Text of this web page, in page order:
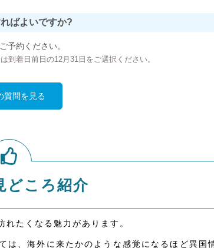
ばよいですか?
予約ください。
到着日前日の12月31日をご選択ください。
質問を見る
どころ紹介
たくなる魅力があります。
は、海外に来たかのような感覚になるほど異国